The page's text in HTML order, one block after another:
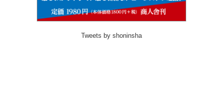
Tweets by shoninsha